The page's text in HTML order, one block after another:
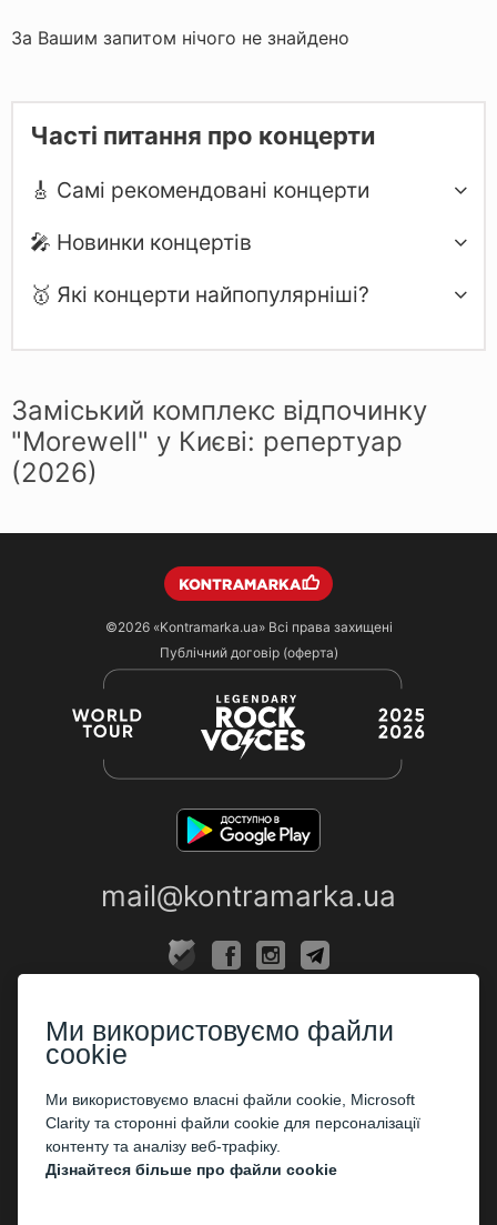
За Вашим запитом нічого не знайдено
Часті питання про концерти
🎸 Самі рекомендовані концерти
🎤 Новинки концертів
🥇 Які концерти найпопулярніші?
Заміський комплекс відпочинку
"Morewell" у Києві: репертуар
(2026)
©2026 «Kontramarka.ua»Всі права захищені
Публічний договір (оферта)
mail@kontramarka.ua
Каси
ПАРТНЕРАМ
Організаторам
Корпоративним клієнтам
Ми використовуємо файли
cookie
Ми використовуємо власні файли cookie, Microsoft
Clarity та сторонні файли cookie для персоналізації
контенту та аналізу веб-трафіку.
Дізнайтеся більше про файли cookie